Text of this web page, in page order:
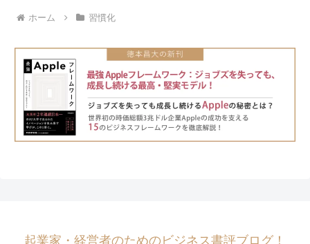
ホーム 習慣化
起業家・経営者のためのビジネス書評ブログ！